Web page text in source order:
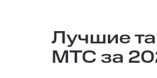
Лучшие
МТС за